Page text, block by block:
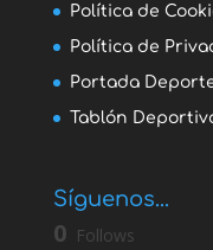
Política de
Política de
Portada
Tablón
Síguenos...
0 Follows